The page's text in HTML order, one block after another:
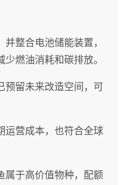
整合电池储能装置，
燃油消耗和碳排放。
留未来改造空间，可
运营成本，也符合全球
属于高价值物种，配额